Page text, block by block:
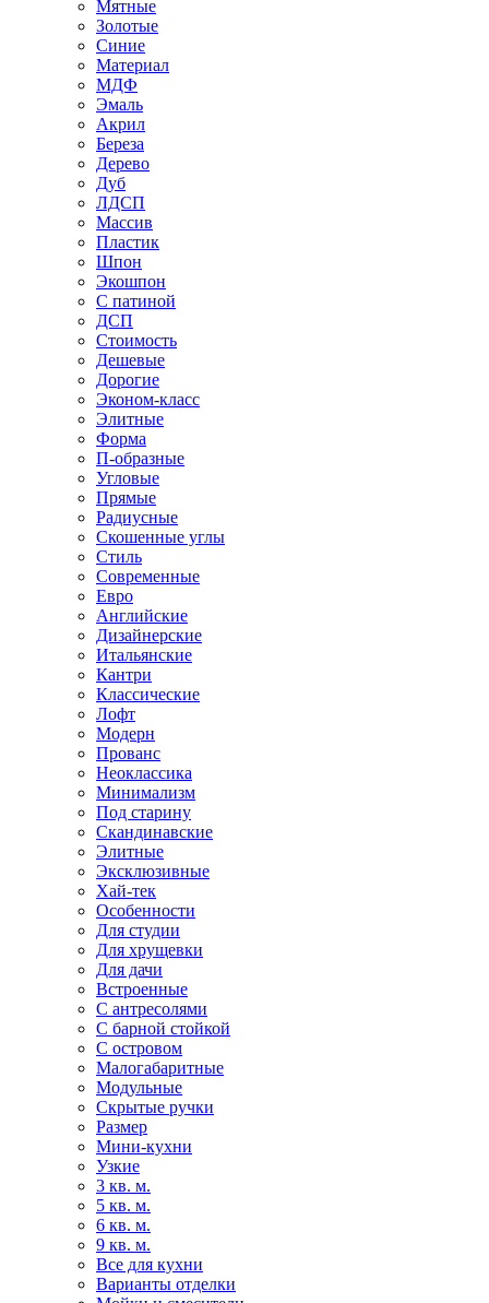
Мятные
Золотые
Синие
Материал
МДФ
Эмаль
Акрил
Береза
Дерево
Дуб
ЛДСП
Массив
Пластик
Шпон
Экошпон
С патиной
ДСП
Стоимость
Дешевые
Дорогие
Эконом-класс
Элитные
Форма
П-образные
Угловые
Прямые
Радиусные
Скошенные углы
Стиль
Современные
Евро
Английские
Дизайнерские
Итальянские
Кантри
Классические
Лофт
Модерн
Прованс
Неоклассика
Минимализм
Под старину
Скандинавские
Элитные
Эксклюзивные
Хай-тек
Особенности
Для студии
Для хрущевки
Для дачи
Встроенные
С антресолями
С барной стойкой
С островом
Малогабаритные
Модульные
Скрытые ручки
Размер
Мини-кухни
Узкие
3 кв. м.
5 кв. м.
6 кв. м.
9 кв. м.
Все для кухни
Варианты отделки